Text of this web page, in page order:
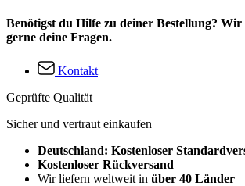
Benötigst du Hilfe zu deiner Bestellung?
gerne deine Fragen.
Kontakt
Geprüfte Qualität
Sicher und vertraut einkaufen
Deutschland: Kostenloser
Kostenloser Rückversand
Wir liefern weltweit in über 40 Länder